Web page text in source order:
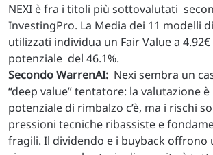
NEXI è fra i titoli più sottovalutati
InvestingPro. La Media dei 11 modelli
utilizzati individua un Fair Value a
potenziale del 46.1%.
Secondo WarrenAI: Nexi sembra un
“deep value” tentatore: la valutazione è
potenziale di rimbalzo c’è, ma i rischi
pressioni tecniche ribassiste e
fragili. Il dividendo e i buyback offrono